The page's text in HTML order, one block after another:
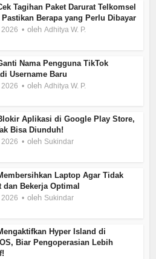
Tagihan Paket Darurat Telkomsel
Pastikan Berapa yang Perlu Dibayar
olehAdhitya W. P.
Nama Pengguna TikTok
Username Baru
olehAdhitya W. P.
Aplikasi di Google Play Store,
Bisa Diunduh!
oleh Sukindar
Laptop Agar Tidak
dan Bekerja Optimal
oleh Sukindar
Hyper Island di
Biar Pengoperasian Lebih